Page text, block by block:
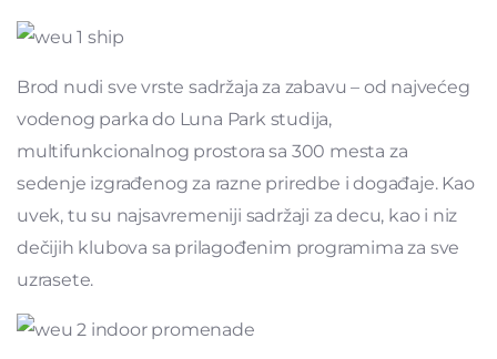
Brod nudi sve vrste sadržaja za zabavu – od najvećeg
vodenog parka do Luna Park studija,
multifunkcionalnog prostora sa 300 mesta za
sedenje izgrađenog za razne priredbe i događaje. Kao
uvek, tu su najsavremeniji sadržaji za decu, kao i niz
dečijih klubova sa prilagođenim programima za sve
uzrasete.